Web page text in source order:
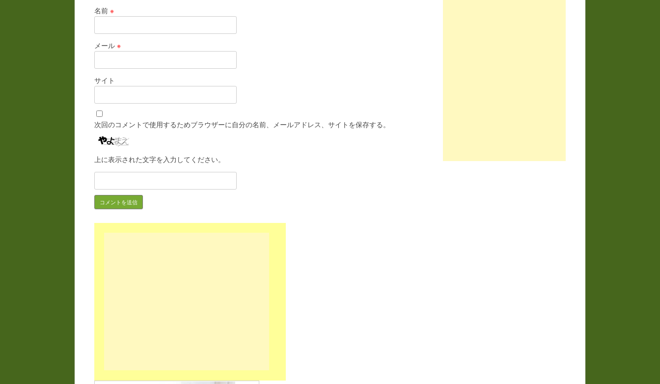
名前 ※
メール ※
サイト
次回のコメントで使用するためブラウザーに自分の名前、メールアドレス、サイトを保存する。
上に表示された文字を入力してください。